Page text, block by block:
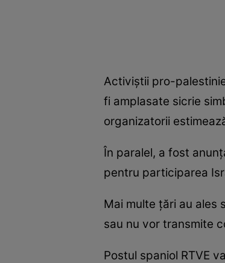
Activiștii pro-
fi amplasate sicrie
organizatorii
În paralel, a fost
pentru participarea
Mai multe țări au ales
sau nu vor transmite
Postul spaniol RTVE